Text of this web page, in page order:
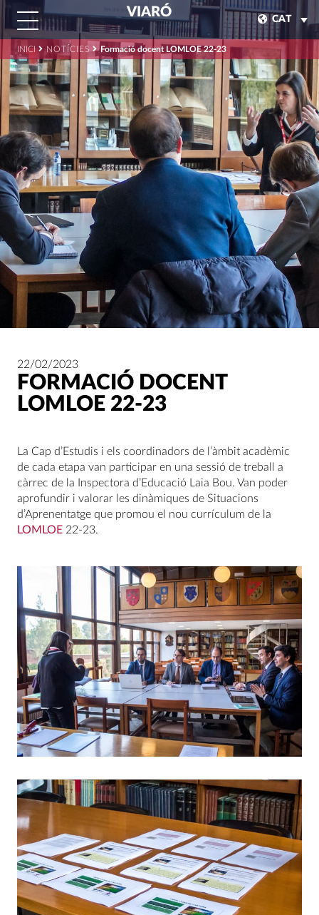
VIARÓ
CAT
INICI NOTÍCIES Formació docent LOMLOE 22-23
22/02/2023
FORMACIÓ DOCENT
LOMLOE 22-23
La Cap d’Estudis i els coordinadors de l’àmbit acadèmic
de cada etapa van participar en una sessió de treball a
càrrec de la Inspectora d’Educació Laia Bou. Van poder
aprofundir i valorar les dinàmiques de Situacions
d’Aprenentatge que promou el nou currículum de la
LOMLOE 22-23.